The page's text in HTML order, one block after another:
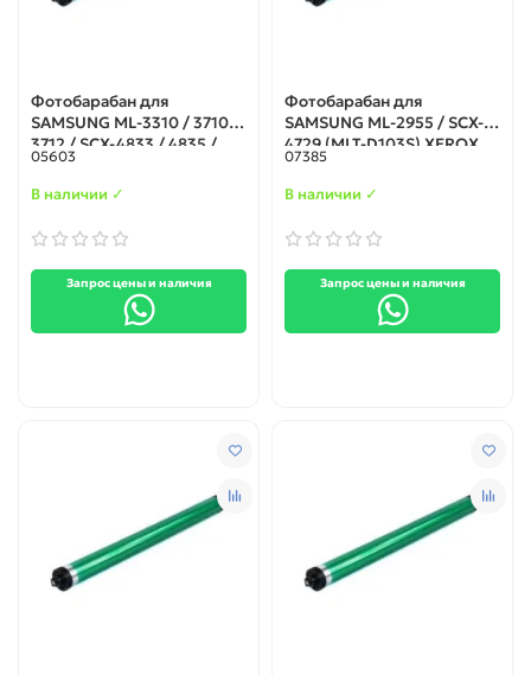
Фотобарабан для
SAMSUNG ML-3310 / 3710 /
3712 / SCX-4833 / 4835 /
5637 / 5639 / 5737 (MLT-
D205S/ D305) (Тайвань)
05603
В наличии ✓
Запрос цены и наличия
Фотобарабан для
SAMSUNG ML-2955 / SCX-
4729 (MLT-D103S) XEROX
3052 / 3260 / WC3215 /
WC3225
07385
В наличии ✓
Запрос цены и наличия